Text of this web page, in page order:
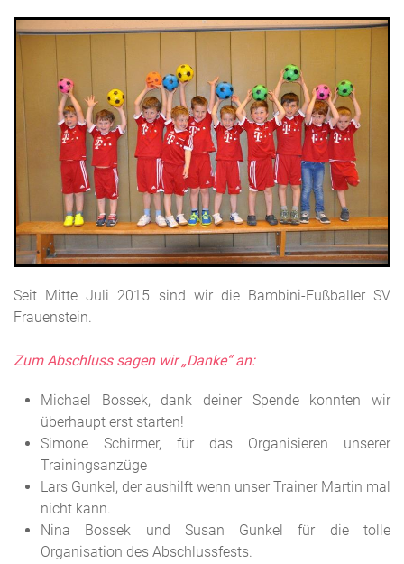
Seit Mitte Juli 2015 sind wir die Bambini-Fußballer SV
Frauenstein.
Zum Abschluss sagen wir „Danke“ an:
Michael Bossek, dank deiner Spende konnten wir
überhaupt erst starten!
Simone Schirmer, für das Organisieren unserer
Trainingsanzüge
Lars Gunkel, der aushilft wenn unser Trainer Martin mal
nicht kann.
Nina Bossek und Susan Gunkel für die tolle
Organisation des Abschlussfests.